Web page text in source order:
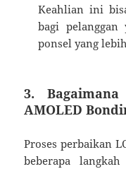
Keahlian ini
bagi pelanggan
ponsel yang
3.
AMOLED
Proses perbaikan
beberapa